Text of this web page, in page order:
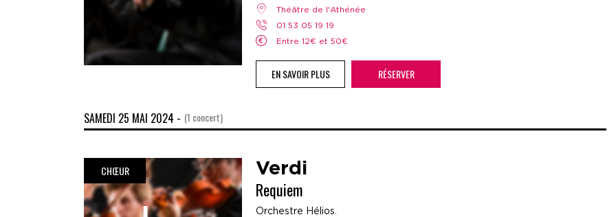
Théâtre de l'Athénée
01 53 05 19 19
Entre 12€ et 50€
EN SAVOIR PLUS RÉSERVER
SAMEDI 25 MAI 2024 - (1 concert)
CHŒUR Verdi
Requiem
Orchestre Hélios.